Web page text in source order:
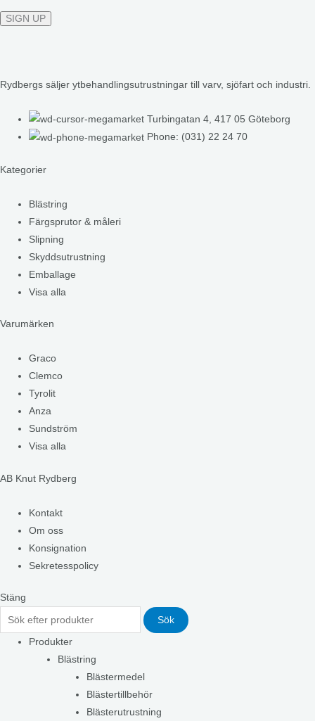
Rydbergs säljer ytbehandlingsutrustningar till varv, sjöfart och industri.
Turbingatan 4, 417 05 Göteborg
Phone: (031) 22 24 70
Kategorier
Blästring
Färgsprutor & måleri
Slipning
Skyddsutrustning
Emballage
Visa alla
Varumärken
Graco
Clemco
Tyrolit
Anza
Sundström
Visa alla
AB Knut Rydberg
Kontakt
Om oss
Konsignation
Sekretesspolicy
Stäng
Sök
Produkter
Blästring
Blästermedel
Blästertillbehör
Blästerutrustning